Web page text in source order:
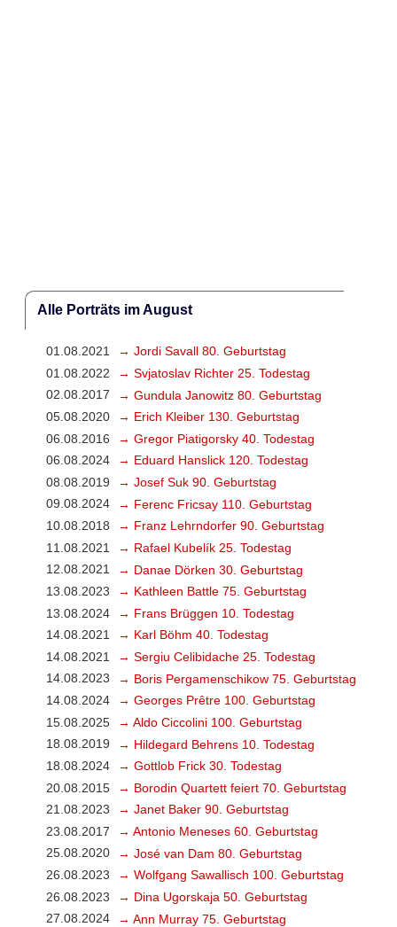
Alle Porträts im August
01.08.2021
→ Jordi Savall 80. Geburtstag
01.08.2022
→ Svjatoslav Richter 25. Todestag
02.08.2017
→ Gundula Janowitz 80. Geburtstag
05.08.2020
→ Erich Kleiber 130. Geburtstag
06.08.2016
→ Gregor Piatigorsky 40. Todestag
06.08.2024
→ Eduard Hanslick 120. Todestag
08.08.2019
→ Josef Suk 90. Geburtstag
09.08.2024
→ Ferenc Fricsay 110. Geburtstag
10.08.2018
→ Franz Lehrndorfer 90. Geburtstag
11.08.2021
→ Rafael Kubelík 25. Todestag
12.08.2021
→ Danae Dörken 30. Geburtstag
13.08.2023
→ Kathleen Battle 75. Geburtstag
13.08.2024
→ Frans Brüggen 10. Todestag
14.08.2021
→ Karl Böhm 40. Todestag
14.08.2021
→ Sergiu Celibidache 25. Todestag
14.08.2023
→ Boris Pergamenschikow 75. Geburtstag
14.08.2024
→ Georges Prêtre 100. Geburtstag
15.08.2025
→ Aldo Ciccolini 100. Geburtstag
18.08.2019
→ Hildegard Behrens 10. Todestag
18.08.2024
→ Gottlob Frick 30. Todestag
20.08.2015
→ Borodin Quartett feiert 70. Geburtstag
21.08.2023
→ Janet Baker 90. Geburtstag
23.08.2017
→ Antonio Meneses 60. Geburtstag
25.08.2020
→ José van Dam 80. Geburtstag
26.08.2023
→ Wolfgang Sawallisch 100. Geburtstag
26.08.2023
→ Dina Ugorskaja 50. Geburtstag
27.08.2024
→ Ann Murray 75. Geburtstag